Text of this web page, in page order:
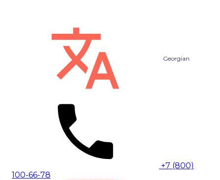
Georgian
+7 (800)
100-66-78